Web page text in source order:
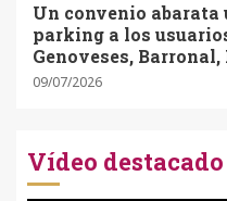
Un convenio abarata
parking a los
Genoveses,
09/07/2026
Vídeo destacado